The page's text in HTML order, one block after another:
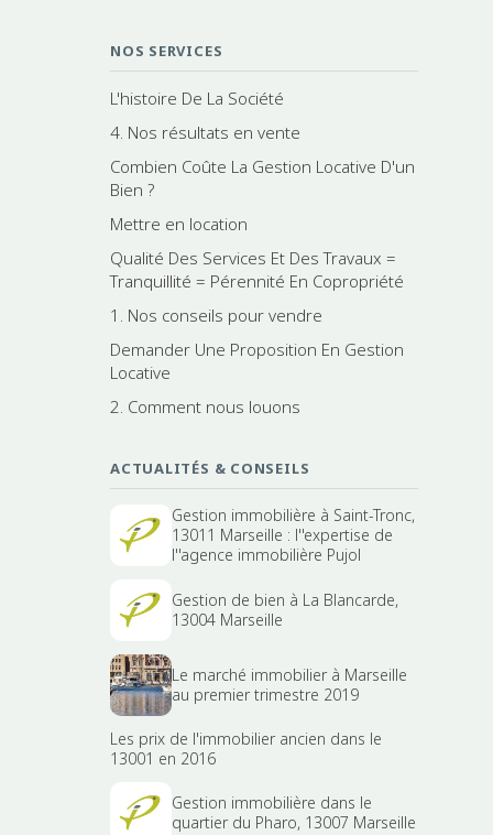
NOS SERVICES
L'histoire De La Société
4. Nos résultats en vente
Combien Coûte La Gestion Locative D'un
Bien ?
Mettre en location
Qualité Des Services Et Des Travaux =
Tranquillité = Pérennité En Copropriété
1. Nos conseils pour vendre
Demander Une Proposition En Gestion
Locative
2. Comment nous louons
ACTUALITÉS & CONSEILS
Gestion immobilière à Saint-Tronc,
13011 Marseille : l''expertise de
l''agence immobilière Pujol
Gestion de bien à La Blancarde,
13004 Marseille
Le marché immobilier à Marseille
au premier trimestre 2019
Les prix de l'immobilier ancien dans le
13001 en 2016
Gestion immobilière dans le
quartier du Pharo, 13007 Marseille